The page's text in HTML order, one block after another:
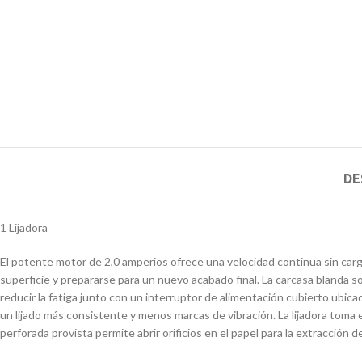
1 Lijadora
El potente motor de 2,0 amperios ofrece una velocidad continua sin
superficie y prepararse para un nuevo acabado final. La carcasa
reducir la fatiga junto con un interruptor de alimentación cubierto
un lijado más consistente y menos marcas de vibración. La lijadora
perforada provista permite abrir orificios en el papel para la extracción